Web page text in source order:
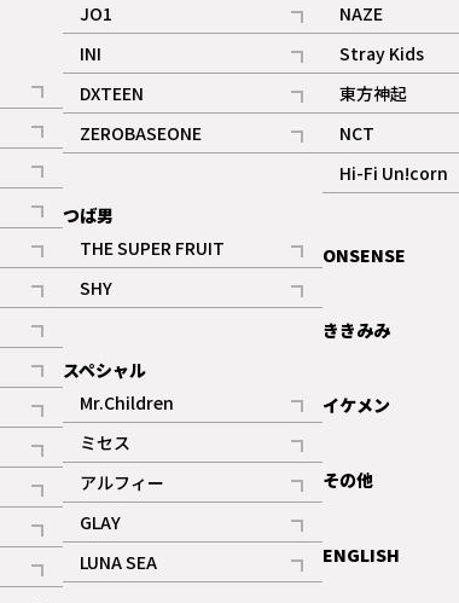
JO1
記事
ギャラリー
INI
記事
ギャラリー
DXTEEN
記事
ギャラリー
ZEROBASEONE
記事
つば男
THE SUPER FRUIT
記事
ギャラリー
SHY
記事
スペシャル
Mr.Children
記事
ミセス
記事
アルフィー
記事
GLAY
記事
LUNA SEA
記事
NAZE
記事
Stray Kids
記事
東方神起
記事
NCT
記事
Hi-Fi Un!corn
記事
ONSENSE
ききみみ
イケメン
その他
ENGLISH